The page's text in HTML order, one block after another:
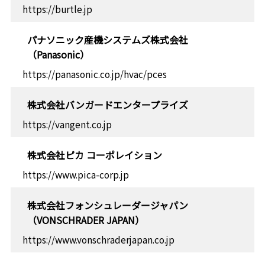
https://burtle.jp
パナソニック産機システムズ株式会社
（Panasonic）
https://panasonic.co.jp/hvac/pces
株式会社バンガードエンタープライズ
https://vangent.co.jp
株式会社ピカ コーポレイション
https://www.pica-corp.jp
株式会社フォンシュレーダージャパン
（VONSCHRADER JAPAN）
https://www.vonschraderjapan.co.jp